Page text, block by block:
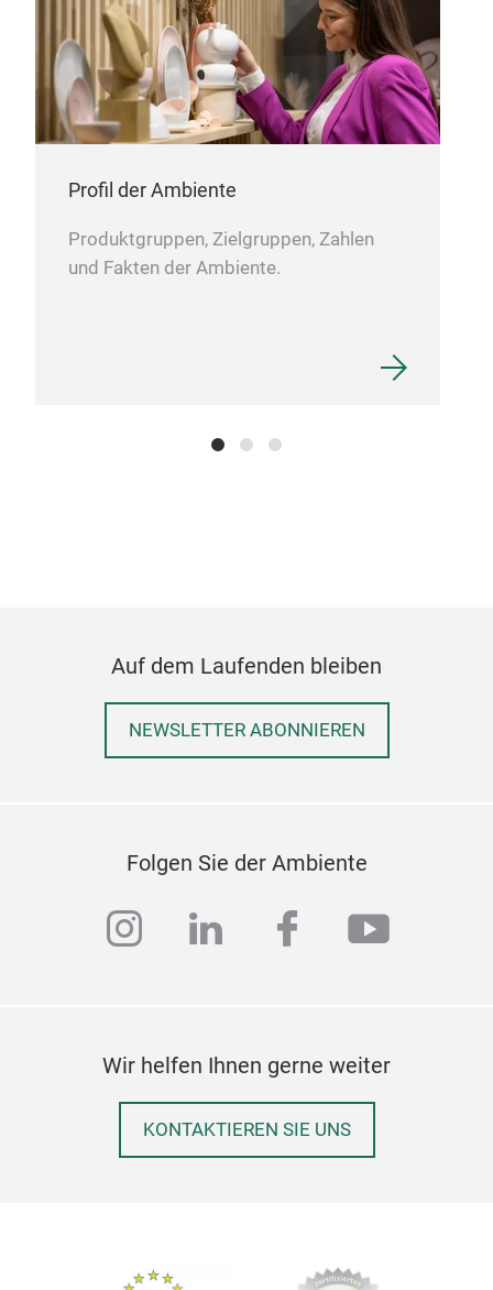
Profil der Ambiente
Produktgruppen, Zielgruppen, Zahlen
und Fakten der Ambiente.
Auf dem Laufenden bleiben
NEWSLETTER ABONNIEREN
Folgen Sie der Ambiente
instagram
linkedinfacebook
Wir helfen Ihnen gerne weiter
KONTAKTIEREN SIE UNS